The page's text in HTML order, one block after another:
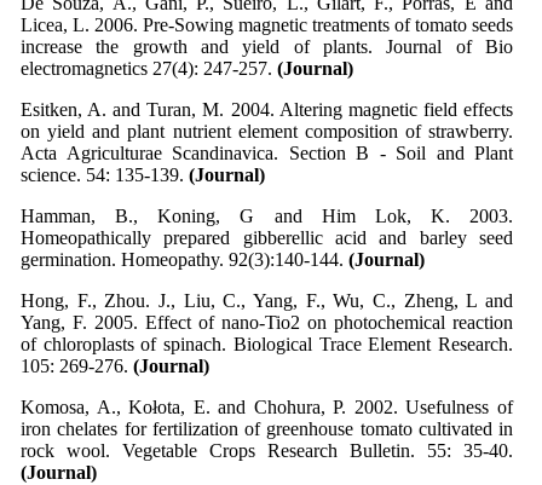
Licea, L. 2006. Pre-Sowing magnetic treatments of tomato seeds
increase the growth and yield of plants. Journal of Bio
electromagnetics 27(4): 247-257. (Journal)
Esitken, A. and Turan, M. 2004. Altering magnetic field effects
on yield and plant nutrient element composition of strawberry.
Acta Agriculturae Scandinavica. Section B - Soil and Plant
science. 54: 135-139. (Journal)
Hamman, B., Koning, G and Him Lok, K. 2003.
Homeopathically prepared gibberellic acid and barley seed
germination. Homeopathy. 92(3):140-144. (Journal)
Hong, F., Zhou. J., Liu, C., Yang, F., Wu, C., Zheng, L and
Yang, F. 2005. Effect of nano-Tio2 on photochemical reaction
of chloroplasts of spinach. Biological Trace Element Research.
105: 269-276. (Journal)
Komosa, A., Kołota, E. and Chohura, P. 2002. Usefulness of
iron chelates for fertilization of greenhouse tomato cultivated in
rock wool. Vegetable Crops Research Bulletin. 55: 35-40.
(Journal)